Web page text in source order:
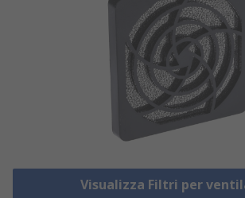
Visualizza Filtri per